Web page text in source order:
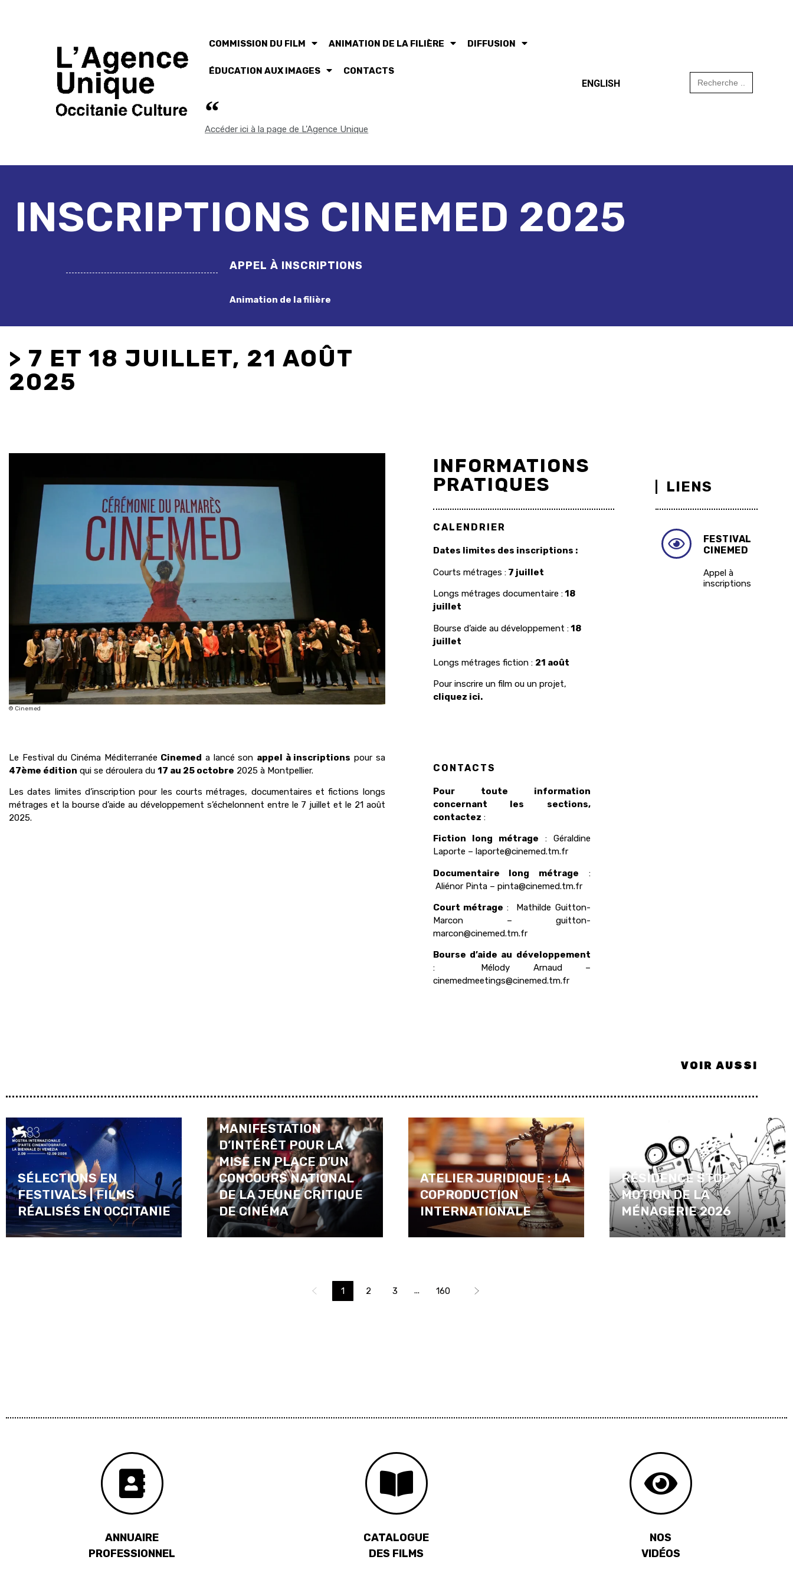
COMMISSION DU FILM ANIMATION DE LA FILIÈRE DIFFUSION
ÉDUCATION AUX IMAGES CONTACTS
Accéder ici à la page de L'Agence Unique
ENGLISH
Search
for:
INSCRIPTIONS CINEMED 2025
APPEL À INSCRIPTIONS
Animation de la filière
> 7 ET 18 JUILLET, 21 AOÛT
2025
© Cinemed
Le Festival du Cinéma Méditerranée Cinemed a lancé son appel à inscriptions pour sa
47ème édition qui se déroulera du 17 au 25 octobre 2025 à Montpellier.
Les dates limites d’inscription pour les courts métrages, documentaires et fictions longs
métrages et la bourse d’aide au développement s’échelonnent entre le 7 juillet et le 21 août
2025.
INFORMATIONS
PRATIQUES
CALENDRIER
Dates limites des inscriptions :
Courts métrages :7 juillet
Longs métrages documentaire :18
juillet
Bourse d’aide au développement :18
juillet
Longs métrages fiction : 21 août
Pour inscrire un film ou un projet,
cliquez ici.
CONTACTS
Pour toute information
concernant les sections,
contactez :
Fiction long métrage : Géraldine
Laporte – laporte@cinemed.tm.fr
Documentaire long métrage :
Aliénor Pinta – pinta@cinemed.tm.fr
Court métrage : Mathilde Guitton-
Marcon – guitton-
marcon@cinemed.tm.fr
Bourse d’aide au développement
: Mélody Arnaud –
cinemedmeetings@cinemed.tm.fr
LIENS
FESTIVAL
CINEMED
Appel à
inscriptions
VOIR AUSSI
SÉLECTIONS EN
FESTIVALS | FILMS
RÉALISÉS EN OCCITANIE
MANIFESTATION
D’INTÉRÊT POUR LA
MISE EN PLACE D’UN
CONCOURS NATIONAL
DE LA JEUNE CRITIQUE
DE CINÉMA
ATELIER JURIDIQUE : LA
COPRODUCTION
INTERNATIONALE
RÉSIDENCE STOP
MOTION DE LA
MÉNAGERIE 2026
1 2 3 ... 160
ANNUAIRE
PROFESSIONNEL
CATALOGUE
DES FILMS
NOS
VIDÉOS